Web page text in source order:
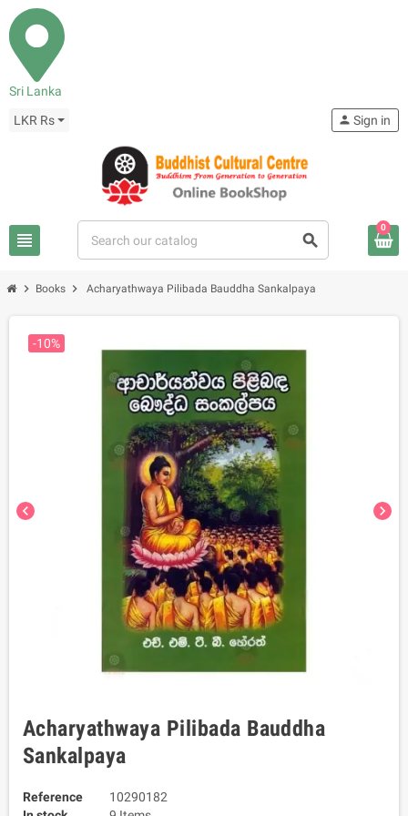
Sri Lanka
LKR Rs
view_headline search
person Sign in
0
chevron_right Books chevron_right Acharyathwaya Pilibada Bauddha Sankalpaya
chevron_left chevron_right
-10%
Acharyathwaya Pilibada Bauddha
Sankalpaya
Reference
10290182